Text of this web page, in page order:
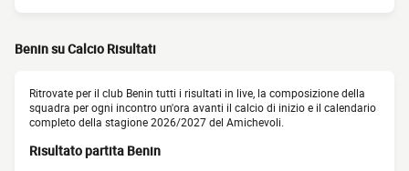
Benin su Calcio Risultati
Ritrovate per il club Benin tutti i risultati in live, la composizione della
squadra per ogni incontro un'ora avanti il calcio di inizio e il calendario
completo della stagione 2026/2027 del Amichevoli.
Risultato partita Benin